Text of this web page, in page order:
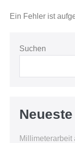
Ein Fehler ist
Suchen
Millimeterarbeit